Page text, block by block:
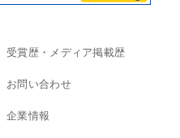
受賞歴・メディア掲載歴
お問い合わせ
企業情報